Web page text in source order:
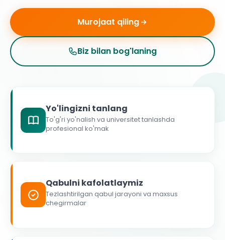
Murojaat qiling
Biz bilan bog'laning
Yo'lingizni tanlang
To'g'ri yo'nalish va universitet tanlashda
profesional ko'mak
Qabulni kafolatlaymiz
Tezlashtirilgan qabul jarayoni va maxsus
chegirmalar